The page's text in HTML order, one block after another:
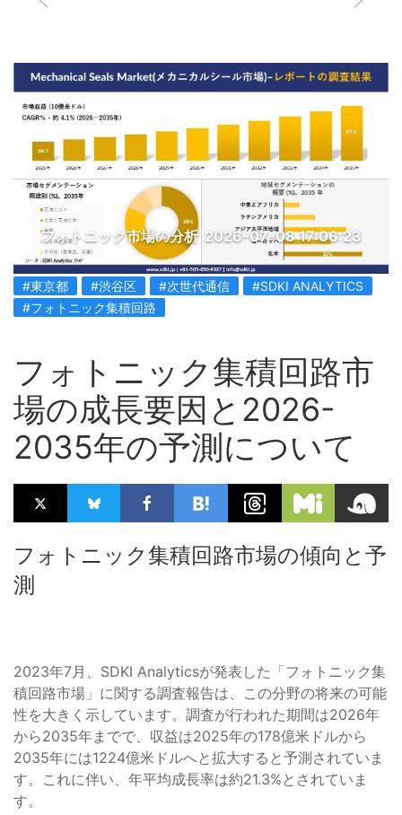
フォトニック市場の分析 2026-07-08 17:06:23
#東京都 #渋谷区 #次世代通信
#SDKI ANALYTICS
#フォトニック集積回路
フォトニック集積回路市
場の成長要因と2026-
2035年の予測について
フォトニック集積回路市場の傾向と予
測
2023年7月、SDKI Analyticsが発表した「フォトニック集
積回路市場」に関する調査報告は、この分野の将来の可能
性を大きく示しています。調査が行われた期間は2026年
から2035年までで、収益は2025年の178億米ドルから
2035年には1224億米ドルへと拡大すると予測されていま
す。これに伴い、年平均成長率は約21.3%とされていま
す。